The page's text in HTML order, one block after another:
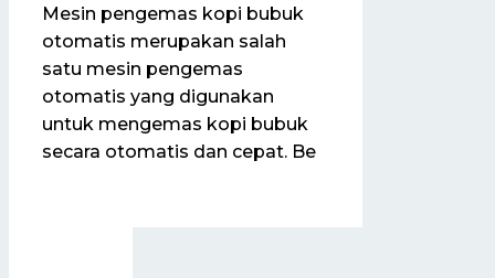
Mesin pengemas kopi bubuk
otomatis merupakan salah
satu mesin pengemas
otomatis yang digunakan
untuk mengemas kopi bubuk
secara otomatis dan cepat. Be